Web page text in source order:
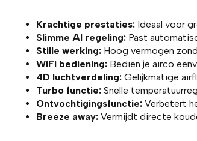
Krachtige prestaties: Ideaal voor
Slimme AI regeling: Past
Stille werking: Hoog vermogen
WiFi bediening: Bedien je airco
4D luchtverdeling: Gelijkmatige
Turbo functie: Snelle
Ontvochtigingsfunctie: Verbetert
Breeze away: Vermijdt directe